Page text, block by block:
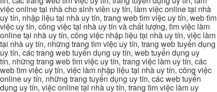
việc online tại nhà cho sinh viên uy tín, làm việc online tại nhà
uy tín, nhập liệu tại nhà uy tín, trang web tìm việc uy tín, web tìm
việc uy tín, công việc tại nhà uy tín và chất lượng, tìm việc làm
online tại nhà uy tín, công việc nhập liệu tại nhà uy tín, việc làm
tại nhà uy tín, những trang tìm việc uy tín, trang web tuyển dụng
uy tín, các trang web tuyển dụng uy tín, web tuyển dụng uy
tín, những trang web tìm việc uy tín, trang việc làm uy tín, các
web tìm việc uy tín, việc làm nhập liệu tại nhà uy tín, công việc
online uy tín, những trang tuyển dụng uy tín, các web tuyển
dụng uy tín, việc online tại nhà uy tín, trang tìm việc làm uy